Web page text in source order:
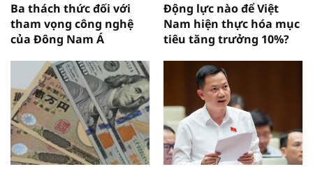
Ba thách thức đối với
tham vọng công nghệ
của Đông Nam Á
Động lực nào để Việt
Nam hiện thực hóa mục
tiêu tăng trưởng 10%?